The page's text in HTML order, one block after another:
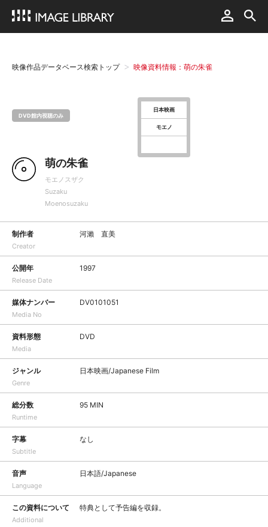
映像作品データベース検索トップ 映像資料情報：萌の朱雀
DVD館内視聴のみ
日本映画
モエノ
萌の朱雀
モエノスザク
Suzaku
Moenosuzaku
制作者
Creator
河瀨 直美
公開年
Release Date
1997
媒体ナンバー
Media No
DV0101051
資料形態
Media
DVD
ジャンル
Genre
日本映画/Japanese Film
総分数
Runtime
95 MIN
字幕
Subtitle
なし
音声
Language
日本語/Japanese
この資料について
Additional
特典として予告編を収録。